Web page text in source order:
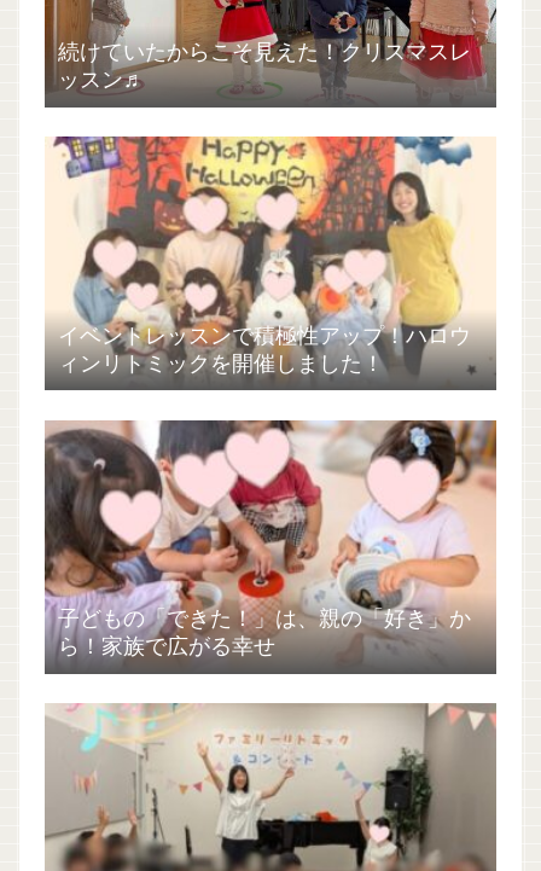
続けていたからこそ見えた！クリスマスレ
ッスン♬
イベントレッスンで積極性アップ！ハロウ
ィンリトミックを開催しました！
子どもの「できた！」は、親の「好き」か
ら！家族で広がる幸せ